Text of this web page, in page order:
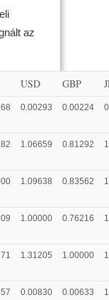
az
USD GBP
0.00293 0.00224
1.06659 0.81292
1.09638 0.83562
1.00000 0.76216
1.31205 1.00000
0.00830 0.00633